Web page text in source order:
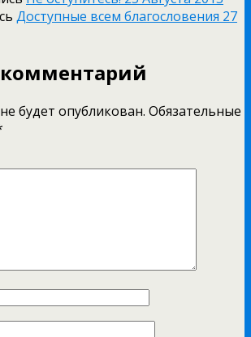
Доступные всем благословения 27
будет опубликован. Обязательные